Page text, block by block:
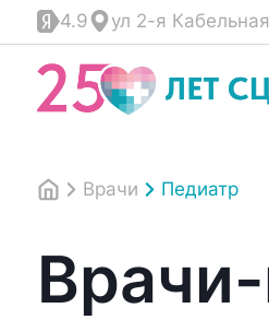
4.9 ул 2-я
Врачи Педиатр